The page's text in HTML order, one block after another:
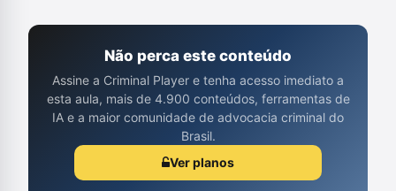
Não perca este conteúdo
Assine a Criminal Player e tenha acesso imediato a
esta aula, mais de 4.900 conteúdos, ferramentas de
IA e a maior comunidade de advocacia criminal do
Brasil.
Ver planos